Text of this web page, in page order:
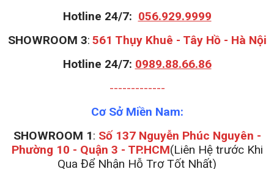
Hotline 24/7: 056.929.9999
SHOWROOM 3: 561 Thụy Khuê - Tây Hồ - Hà Nội
Hotline 24/7: 0989.88.66.86
-------------
Cơ Sở Miền Nam:
SHOWROOM 1: Số 137 Nguyễn Phúc Nguyên -
Phường 10 - Quận 3 - TP.HCM(Liên Hệ trước Khi
Qua Để Nhận Hỗ Trợ Tốt Nhất)